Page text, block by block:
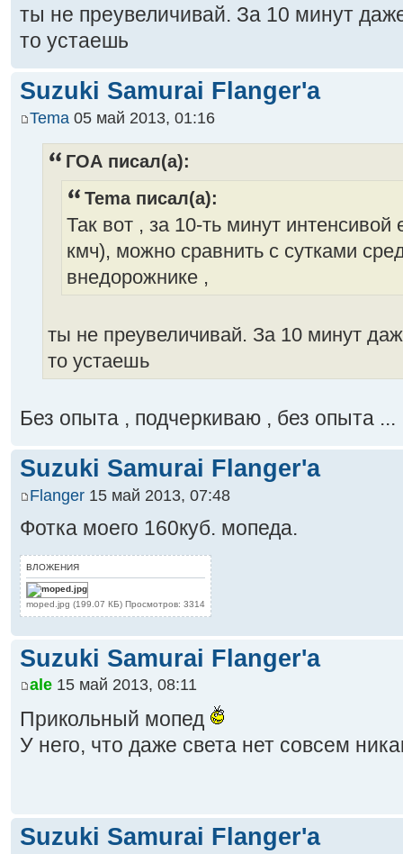
ты не преувеличивай. За 10 минут
то устаешь
Suzuki Samurai Flanger'a
Tema 05 май 2013, 01:16
ГОА писал(а):
Tema писал(а):
Так вот , за 10-ть минут
кмч), можно сравнить с сутками
внедорожнике ,
ты не преувеличивай. За 10 минут
то устаешь
Без опыта , подчеркиваю , без опыта ...
Suzuki Samurai Flanger'a
Flanger 15 май 2013, 07:48
Фотка моего 160куб. мопеда.
ВЛОЖЕНИЯ
moped.jpg (199.07 КБ) Просмотров: 3314
Suzuki Samurai Flanger'a
ale 15 май 2013, 08:11
Прикольный мопед
У него, что даже света нет совсем
Suzuki Samurai Flanger'a